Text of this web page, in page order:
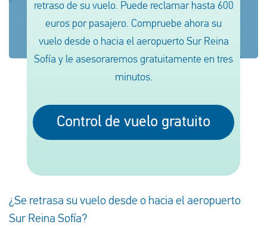
Comprobar la compensación
Sobre nosotros
Conectarse
retraso de su vuelo. Puede reclamar hasta 600
euros por pasajero. Compruebe ahora su
vuelo desde o hacia el aeropuerto Sur Reina
Sofía y le asesoraremos gratuitamente en tres
minutos.
Control de vuelo gratuito
¿Se retrasa su vuelo desde o hacia el aeropuerto
Sur Reina Sofía?